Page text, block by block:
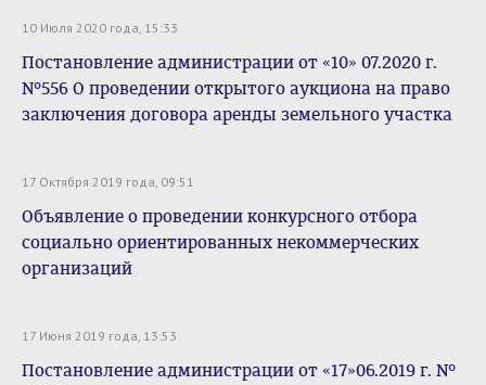
10 Июля 2020 года, 15:33
Постановление администрации от «10» 07.2020 г.
№556 О проведении открытого аукциона на право
заключения договора аренды земельного участка
17 Октября 2019 года, 09:51
Объявление о проведении конкурсного отбора
социально ориентированных некоммерческих
организаций
17 Июня 2019 года, 13:53
Постановление администрации от «17»06.2019 г. №